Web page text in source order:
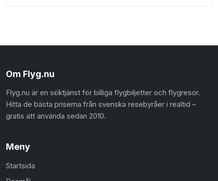
Om Flyg.nu
Flyg.nu är en söktjänst för billiga flygbiljetter och flygresor.
Hitta de bästa priserna från svenska resebyråer i realtid –
gratis att använda sedan 2010.
Meny
Startsida